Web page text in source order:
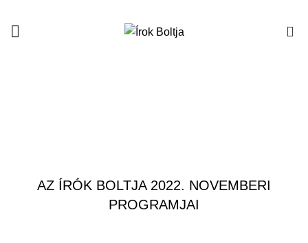
AZ ÍRÓK BOLTJA 2022. NOVEMBERI
PROGRAMJAI